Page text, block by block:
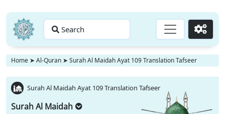
Search Go
Home ➤ Al-Quran ➤ Surah Al Maidah Ayat 109 Translation Tafseer
Surah Al Maidah Ayat 109 Translation Tafseer
Surah Al Maidah